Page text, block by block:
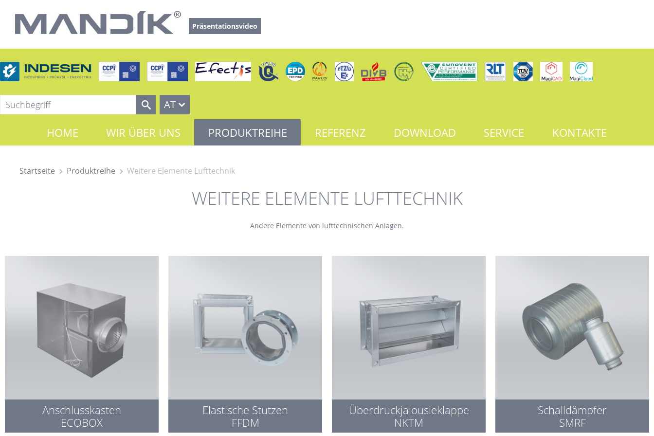
Präsentationsvideo
AT
HOME WIR ÜBER UNS PRODUKTREIHE REFERENZ DOWNLOAD SERVICE KONTAKTE
Startseite Produktreihe Weitere Elemente Lufttechnik
WEITERE ELEMENTE LUFTTECHNIK
Andere Elemente von lufttechnischen Anlagen.
Anschlusskasten
ECOBOX
Elastische Stutzen
FFDM
Überdruckjalousieklappe
NKTM
Schalldämpfer
SMRF